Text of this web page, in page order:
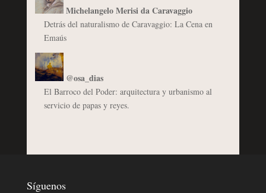
Michelangelo Merisi da Caravaggio
Detrás del naturalismo de Caravaggio: La Cena en
Emaús
@osa_dias
El Barroco del Poder: arquitectura y urbanismo al
servicio de papas y reyes.
Síguenos